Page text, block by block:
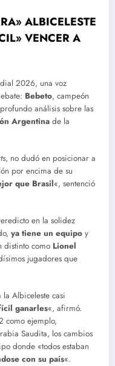
ALBICELESTE
VENCER A
2026, una voz
Bebeto, campeón
análisis sobre las
Argentina de la
, no dudó en posicionar a
por encima de su
que Brasil«, sentenció
en la solidez
ya tiene un equipo y
distinto como Lionel
jugadores que
Albiceleste casi
ganarles«, afirmó.
como ejemplo,
Saudita, los cambios
donde «todos estaban
con su país«.